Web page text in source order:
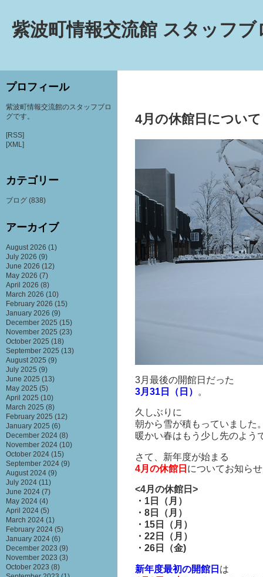
紫波町情報交流館 スタッフブ
4月の休館日について
3月最後の開館日だった
3月31日（日）
。
久しぶりに
朝から雪が積もっていました
暖かい春はもう少し先のよう
さて、新年度が始まる
4月の休館日 についてお知ら
<4月の休館日>
・1日（月）
・8日（月）
・15日（月）
・22日（月）
・26日（金)
新年度最初の開館日 は
プロフィール
紫波町情報交流館のスタッフブロ
グです。
[RSS]
[XML]
カテゴリー
ブログ (838)
アーカイブ
August 2026 (1)
July 2026 (9)
June 2026 (12)
May 2026 (7)
April 2026 (8)
March 2026 (10)
February 2026 (15)
January 2026 (9)
December 2025 (15)
November 2025 (23)
October 2025 (18)
September 2025 (13)
August 2025 (9)
July 2025 (9)
June 2025 (13)
May 2025 (5)
April 2025 (10)
March 2025 (8)
February 2025 (12)
January 2025 (6)
December 2024 (8)
November 2024 (10)
October 2024 (15)
September 2024 (9)
August 2024 (9)
July 2024 (11)
June 2024 (7)
May 2024 (4)
April 2024 (5)
March 2024 (1)
February 2024 (5)
January 2024 (6)
December 2023 (9)
November 2023 (3)
October 2023 (8)